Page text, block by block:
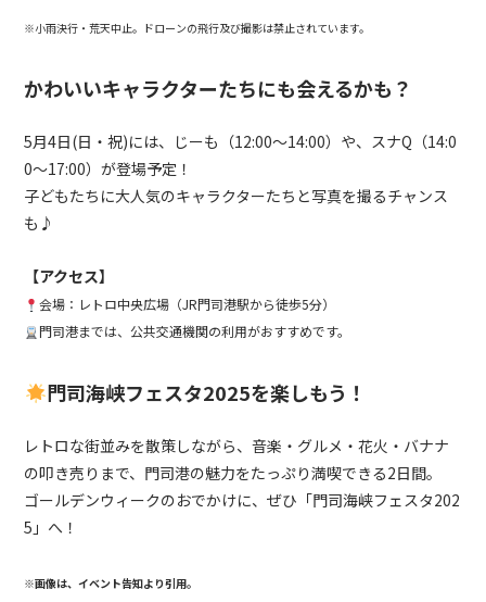
※小雨決行・荒天中止。ドローンの飛行及び撮影は禁止されています。
かわいいキャラクターたちにも会えるかも？
5月4日(日・祝)には、じーも（12:00〜14:00）や、スナQ（14:0
0〜17:00）が登場予定！
子どもたちに大人気のキャラクターたちと写真を撮るチャンス
も♪
【アクセス】
会場：レトロ中央広場（JR門司港駅から徒歩5分）
門司港までは、公共交通機関の利用がおすすめです。
門司海峡フェスタ2025を楽しもう！
レトロな街並みを散策しながら、音楽・グルメ・花火・バナナ
の叩き売りまで、門司港の魅力をたっぷり満喫できる2日間。
ゴールデンウィークのおでかけに、ぜひ「門司海峡フェスタ202
5 」へ！
※画像は、イベント告知より引用。